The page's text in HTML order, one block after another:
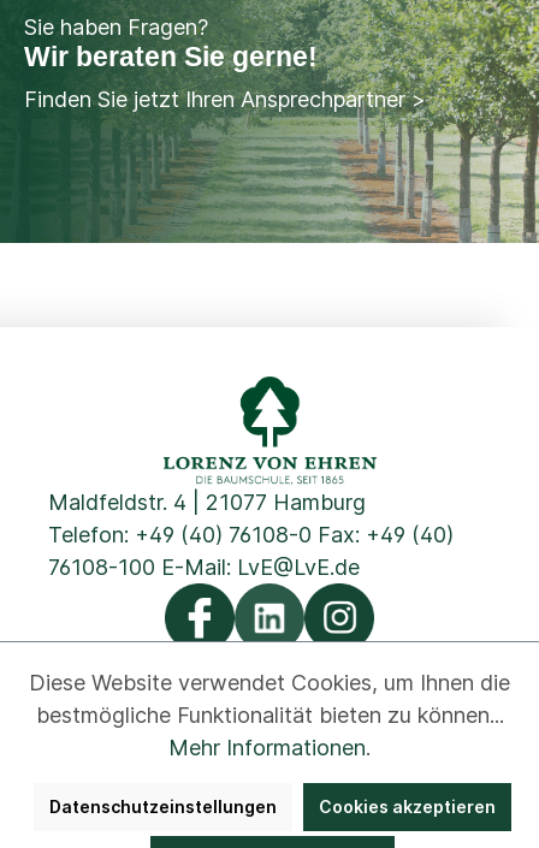
Sie haben Fragen?
Wir beraten Sie gerne!
Finden Sie jetzt Ihren Ansprechpartner >
Maldfeldstr. 4 | 21077 Hamburg
Telefon: +49 (40) 76108-0 Fax: +49 (40)
76108-100 E-Mail: LvE@LvE.de
Cookies Impressum
Hinweisgeber
Diese Website verwendet Cookies, um Ihnen die
bestmögliche Funktionalität bieten zu können...
Mehr Informationen.
Datenschutzeinstellungen Cookies akzeptieren